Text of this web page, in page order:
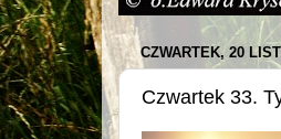
CZWARTEK, 20
Czwartek 33.